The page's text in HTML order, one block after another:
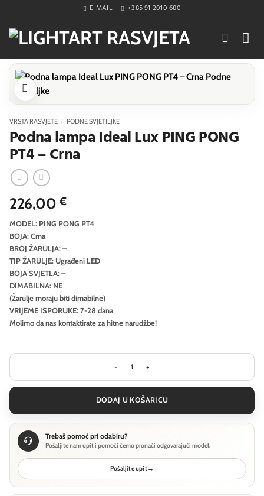
content
E-MAIL +385 91 2010 680
VRSTA RASVJETE / PODNE SVJETILJKE
Podna lampa Ideal Lux PING PONG
PT4 – Crna
226,00€
MODEL: PING PONG PT4
BOJA: Crna
BROJ ŽARULJA: –
TIP ŽARULJE: Ugrađeni LED
BOJA SVJETLA: –
DIMABILNA: NE
(Žarulje moraju biti dimabilne)
VRIJEME ISPORUKE: 7-28 dana
Molimo da nas kontaktirate za hitne narudžbe!
Podna lampa Ideal Lux PING PONG
DODAJ U KOŠARICU
Trebaš pomoć pri odabiru?
Pošaljite nam upit i pomoći ćemo pronaći odgovarajući model.
Pošaljite upit→